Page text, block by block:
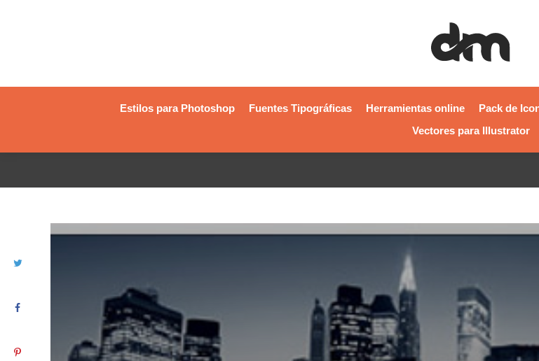
Estilos para Photoshop Fuentes Tipográficas Herramientas online Pack de
Vectores para Illustrator